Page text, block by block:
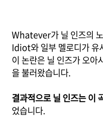
Whatever가 닐 인즈의
Idiot와 일부 멜로디가 유
이 논란은 닐 인즈가 오아
을 불러왔습니다.
결과적으로 닐 인즈는 이
었습니다.